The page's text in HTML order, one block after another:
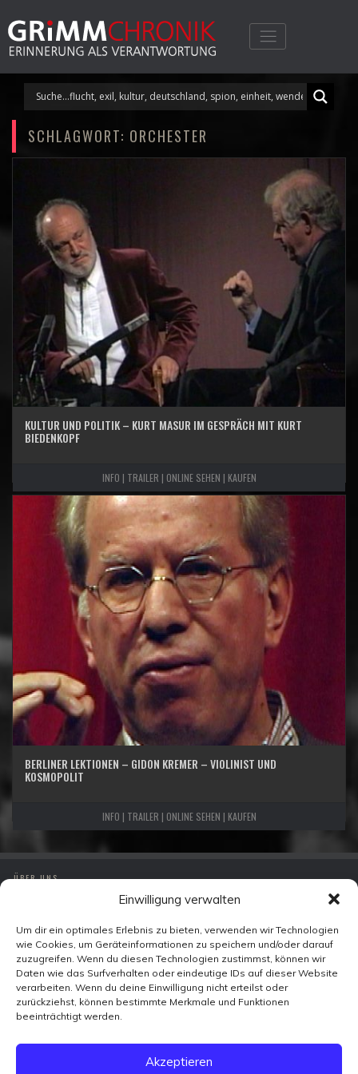
Einwilligung verwalten
Um dir ein optimales Erlebnis zu bieten, verwenden wir Technologien
wie Cookies, um Geräteinformationen zu speichern und/oder darauf
zuzugreifen. Wenn du diesen Technologien zustimmst, können wir
Daten wie das Surfverhalten oder eindeutige IDs auf dieser Website
verarbeiten. Wenn du deine Einwilligung nicht erteilst oder
zurückziehst, können bestimmte Merkmale und Funktionen
beeinträchtigt werden.
Akzeptieren
content
SCHLAGWORT: ORCHESTER
KULTUR UND POLITIK – KURT MASUR IM GESPRÄCH MIT KURT
BIEDENKOPF
INFO | TRAILER | ONLINE SEHEN | KAUFEN
BERLINER LEKTIONEN – GIDON KREMER – VIOLINIST UND
KOSMOPOLIT
INFO | TRAILER | ONLINE SEHEN | KAUFEN
ÜBER UNS
DATENSCHUTZ
KONTAKT
Zeitzeugen-TV
Ohmstraße 7
10179 Berlin
FACEBOOK